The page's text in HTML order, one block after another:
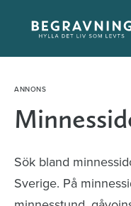
innehåll
Sök bland
Sverige. På